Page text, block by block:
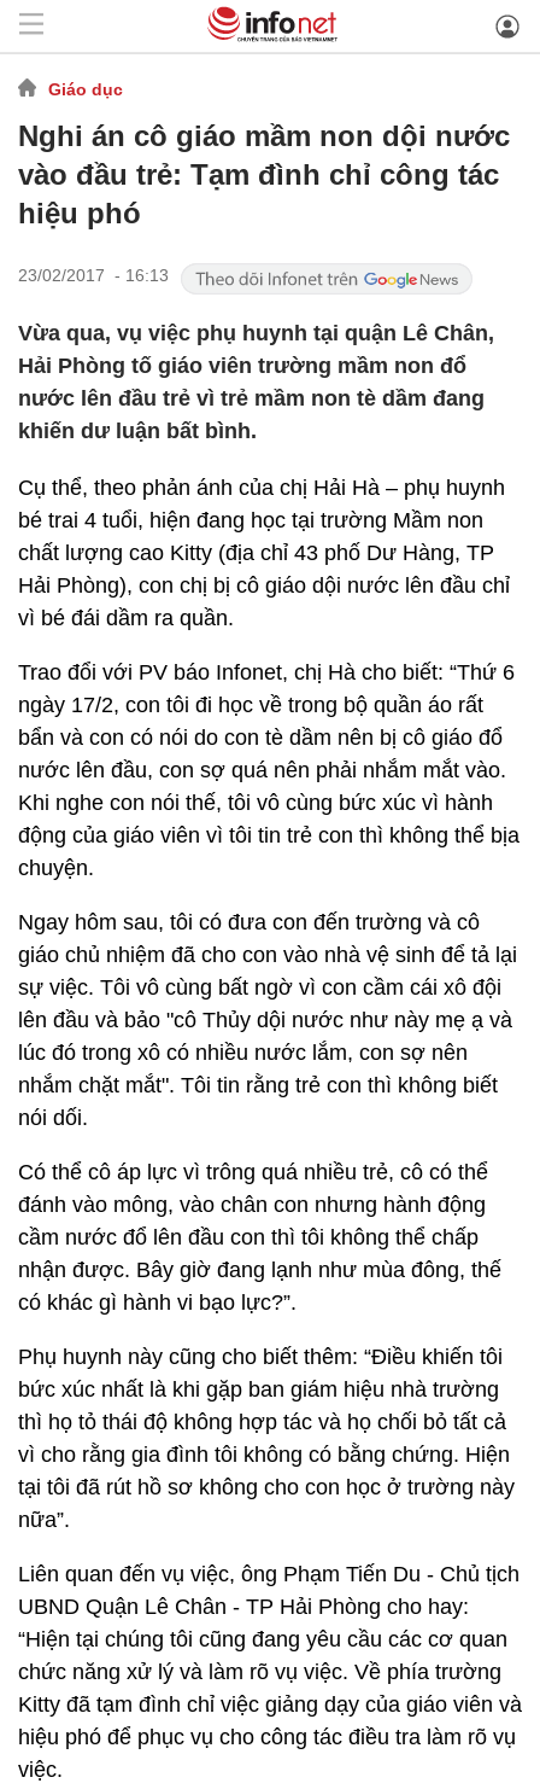
Giáo dục
Nghi án cô giáo mầm non dội nước
vào đầu trẻ: Tạm đình chỉ công tác
hiệu phó
23/02/2017 - 16:13
Vừa qua, vụ việc phụ huynh tại quận Lê Chân,
Hải Phòng tố giáo viên trường mầm non đổ
nước lên đầu trẻ vì trẻ mầm non tè dầm đang
khiến dư luận bất bình.
Cụ thể, theo phản ánh của chị Hải Hà – phụ huynh
bé trai 4 tuổi, hiện đang học tại trường Mầm non
chất lượng cao Kitty (địa chỉ 43 phố Dư Hàng, TP
Hải Phòng), con chị bị cô giáo dội nước lên đầu chỉ
vì bé đái dầm ra quần.
Trao đổi với PV báo Infonet, chị Hà cho biết: “Thứ 6
ngày 17/2, con tôi đi học về trong bộ quần áo rất
bẩn và con có nói do con tè dầm nên bị cô giáo đổ
nước lên đầu, con sợ quá nên phải nhắm mắt vào.
Khi nghe con nói thế, tôi vô cùng bức xúc vì hành
động của giáo viên vì tôi tin trẻ con thì không thể bịa
chuyện.
Ngay hôm sau, tôi có đưa con đến trường và cô
giáo chủ nhiệm đã cho con vào nhà vệ sinh để tả lại
sự việc. Tôi vô cùng bất ngờ vì con cầm cái xô đội
lên đầu và bảo "cô Thủy dội nước như này mẹ ạ và
lúc đó trong xô có nhiều nước lắm, con sợ nên
nhắm chặt mắt". Tôi tin rằng trẻ con thì không biết
nói dối.
Có thể cô áp lực vì trông quá nhiều trẻ, cô có thể
đánh vào mông, vào chân con nhưng hành động
cầm nước đổ lên đầu con thì tôi không thể chấp
nhận được. Bây giờ đang lạnh như mùa đông, thế
có khác gì hành vi bạo lực?”.
Phụ huynh này cũng cho biết thêm: “Điều khiến tôi
bức xúc nhất là khi gặp ban giám hiệu nhà trường
thì họ tỏ thái độ không hợp tác và họ chối bỏ tất cả
vì cho rằng gia đình tôi không có bằng chứng. Hiện
tại tôi đã rút hồ sơ không cho con học ở trường này
nữa”.
Liên quan đến vụ việc, ông Phạm Tiến Du - Chủ tịch
UBND Quận Lê Chân - TP Hải Phòng cho hay:
“Hiện tại chúng tôi cũng đang yêu cầu các cơ quan
chức năng xử lý và làm rõ vụ việc. Về phía trường
Kitty đã tạm đình chỉ việc giảng dạy của giáo viên và
hiệu phó để phục vụ cho công tác điều tra làm rõ vụ
việc.